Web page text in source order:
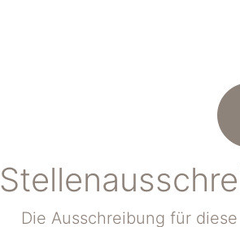
Die Ausschreibung für